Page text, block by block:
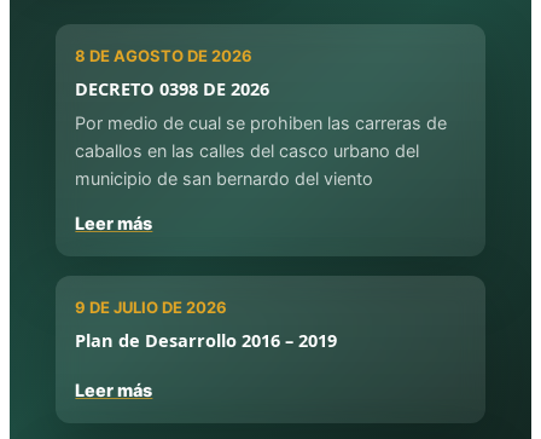
8 DE AGOSTO DE 2026
DECRETO 0398 DE 2026
Por medio de cual se prohiben las carreras de
caballos en las calles del casco urbano del
municipio de san bernardo del viento
Leer más
9 DE JULIO DE 2026
Plan de Desarrollo 2016 – 2019
Leer más